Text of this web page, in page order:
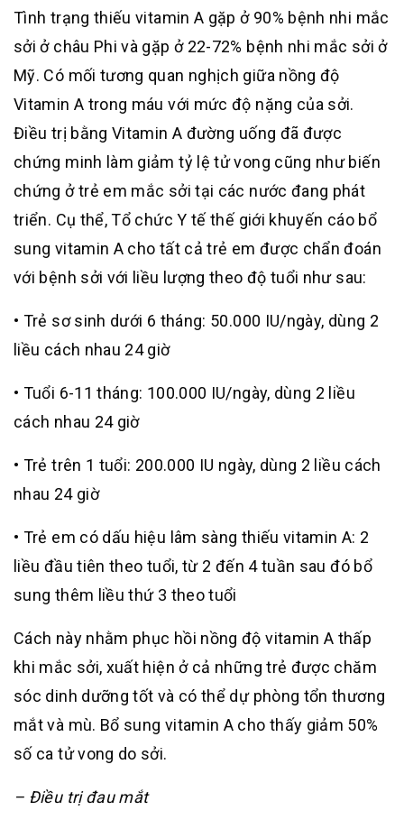
Tình trạng thiếu vitamin A gặp ở 90% bệnh nhi mắc
sởi ở châu Phi và gặp ở 22-72% bệnh nhi mắc sởi ở
Mỹ. Có mối tương quan nghịch giữa nồng độ
Vitamin A trong máu với mức độ nặng của sởi.
Điều trị bằng Vitamin A đường uống đã được
chứng minh làm giảm tỷ lệ tử vong cũng như biến
chứng ở trẻ em mắc sởi tại các nước đang phát
triển. Cụ thể, Tổ chức Y tế thế giới khuyến cáo bổ
sung vitamin A cho tất cả trẻ em được chẩn đoán
với bệnh sởi với liều lượng theo độ tuổi như sau:
• Trẻ sơ sinh dưới 6 tháng: 50.000 IU/ngày, dùng 2
liều cách nhau 24 giờ
• Tuổi 6-11 tháng: 100.000 IU/ngày, dùng 2 liều
cách nhau 24 giờ
• Trẻ trên 1 tuổi: 200.000 IU ngày, dùng 2 liều cách
nhau 24 giờ
• Trẻ em có dấu hiệu lâm sàng thiếu vitamin A: 2
liều đầu tiên theo tuổi, từ 2 đến 4 tuần sau đó bổ
sung thêm liều thứ 3 theo tuổi
Cách này nhằm phục hồi nồng độ vitamin A thấp
khi mắc sởi, xuất hiện ở cả những trẻ được chăm
sóc dinh dưỡng tốt và có thể dự phòng tổn thương
mắt và mù. Bổ sung vitamin A cho thấy giảm 50%
số ca tử vong do sởi.
– Điều trị đau mắt